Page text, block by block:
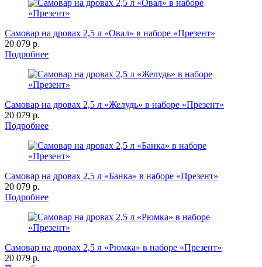
Самовар на дровах 2,5 л «Овал» в наборе «Презент»
20 079 р.
Подробнее
Самовар на дровах 2,5 л «Желудь» в наборе «Презент»
20 079 р.
Подробнее
Самовар на дровах 2,5 л «Банка» в наборе «Презент»
20 079 р.
Подробнее
Самовар на дровах 2,5 л «Рюмка» в наборе «Презент»
20 079 р.